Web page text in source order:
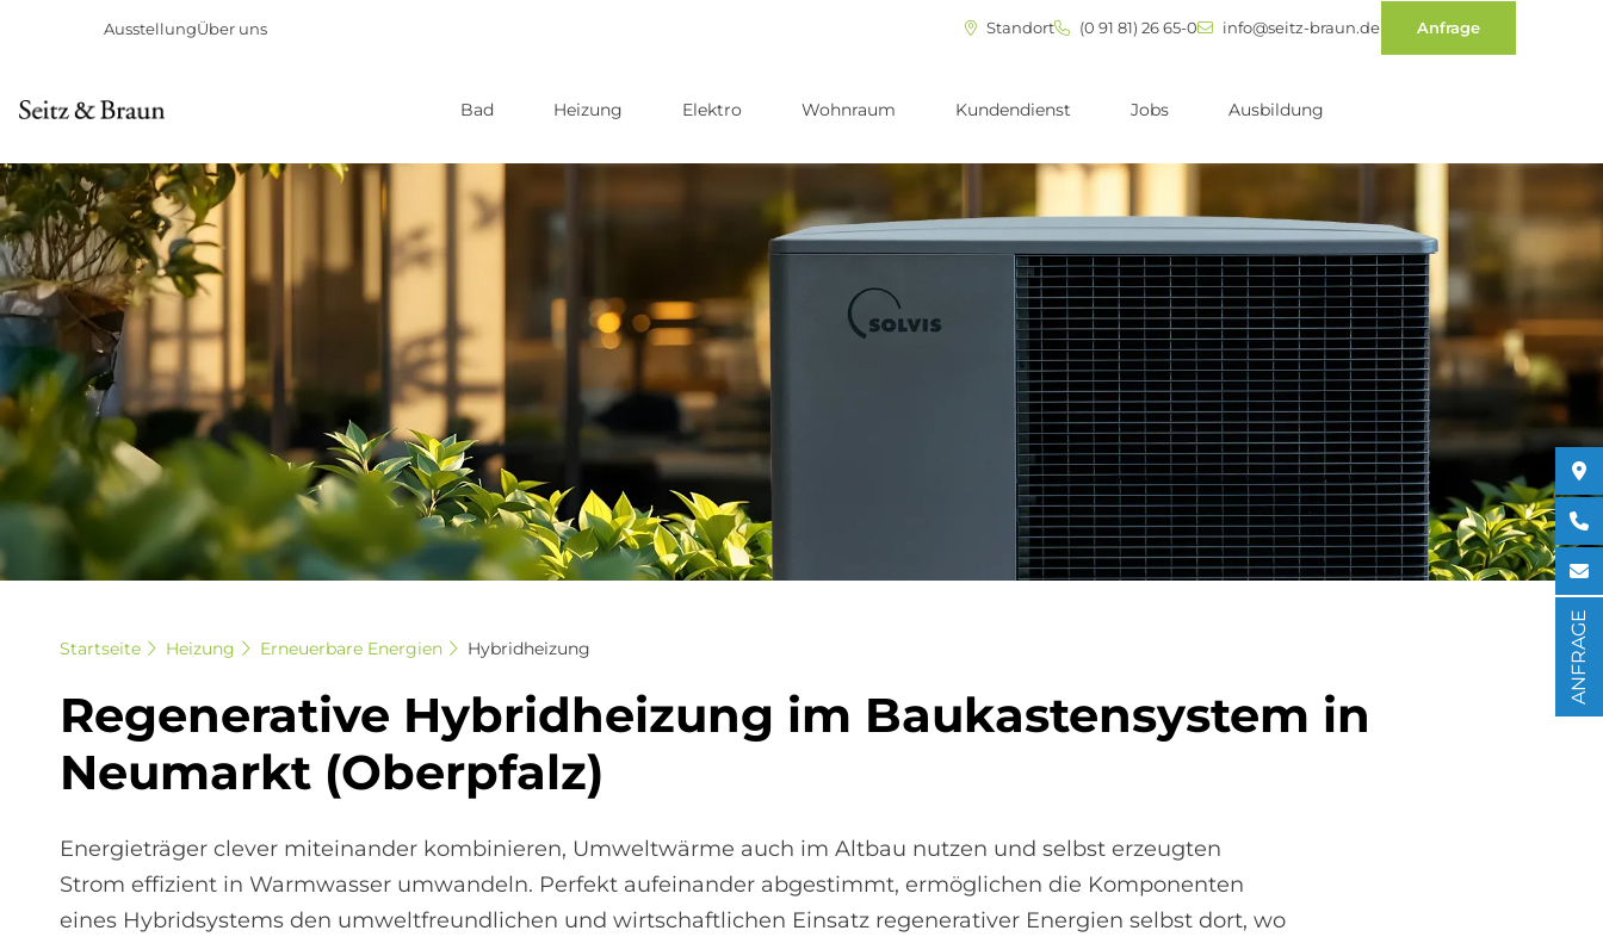
Direkt
zum
Inhalt
AusstellungÜber uns Standort (0 91 81) 26 65-0 info@seitz-braun.de Anfrage
Bad Heizung Elektro Wohnraum Kundendienst Jobs Ausbildung
Startseite Heizung Erneuerbare Energien Hybridheizung
Re­ge­ne­ra­ti­ve Hy­brid­hei­zung im Bau­ka­sten­sy­stem in
Neu­mar­kt (Ober­pfalz)
Energieträger clever miteinander kombinieren, Umweltwärme auch im Altbau nutzen und selbst erzeugten
Strom effizient in Warmwasser umwandeln. Perfekt aufeinander abgestimmt, ermöglichen die Komponenten
eines Hybridsystems den umweltfreundlichen und wirtschaftlichen Einsatz regenerativer Energien selbst dort, wo
ANFRAGE